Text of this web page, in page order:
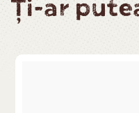
Ți-ar